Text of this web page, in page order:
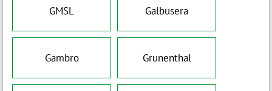
GMSL Galbusera
Gambro Grunenthal